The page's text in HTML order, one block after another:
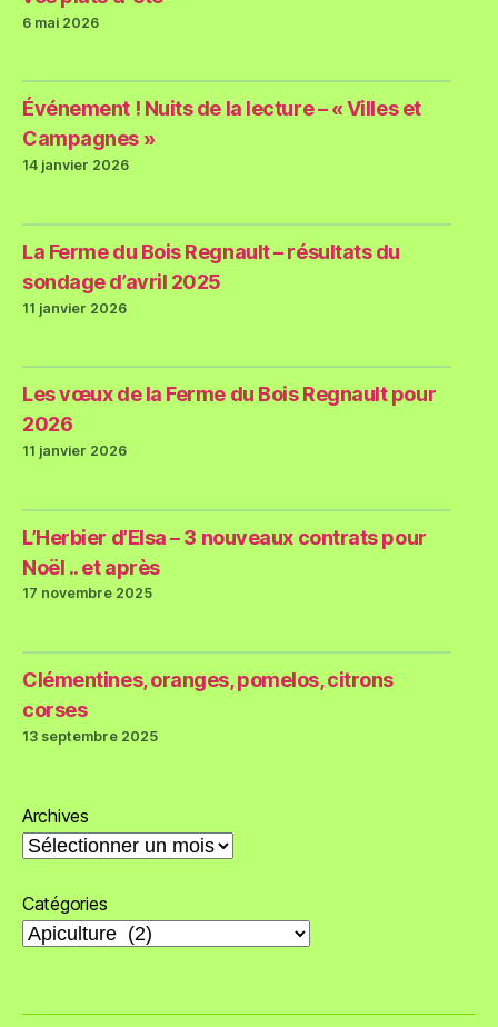
6 mai 2026
Événement ! Nuits de la lecture – « Villes et
Campagnes »
14 janvier 2026
La Ferme du Bois Regnault – résultats du
sondage d’avril 2025
11 janvier 2026
Les vœux de la Ferme du Bois Regnault pour
2026
11 janvier 2026
L’Herbier d’Elsa – 3 nouveaux contrats pour
Noël .. et après
17 novembre 2025
Clémentines, oranges, pomelos, citrons
corses
13 septembre 2025
Archives
Catégories